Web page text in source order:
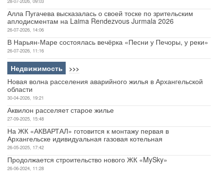
Алла Пугачева высказалась о своей тоске по зрительским
аплодисментам на Laima Rendezvous Jurmala 2026
26-07-2026, 14:06
В Нарьян-Маре состоялась вечёрка «Песни у Печоры, у реки»
26-07-2026, 11:16
Недвижимость >>>
Новая волна расселения аварийного жилья в Архангельской
области
30-04-2026, 19:21
Аквилон расселяет старое жилье
27-09-2025, 15:48
На ЖК «АКВАРТАЛ» готовится к монтажу первая в
Архангельске идивидуальная газовая котельная
26-05-2025, 17:42
Продолжается строительство нового ЖК «MySky»
26-06-2024, 11:28